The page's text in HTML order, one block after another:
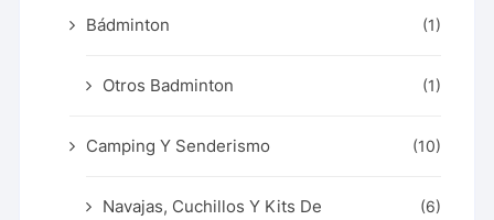
Bádminton (1)
Otros Badminton (1)
Camping Y Senderismo (10)
Navajas, Cuchillos Y Kits De
(6)